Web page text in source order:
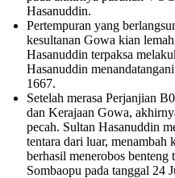
Hasanuddin.
Pertempuran yang
kesultanan Gowa kian
Hasanuddin terpaksa
Hasanuddin
1667.
Setelah merasa Perjanjian
dan Kerajaan Gowa,
pecah. Sultan Hasanuddin
tentara dari luar, menambah
berhasil menerobos
Sombaopu pada tanggal 24